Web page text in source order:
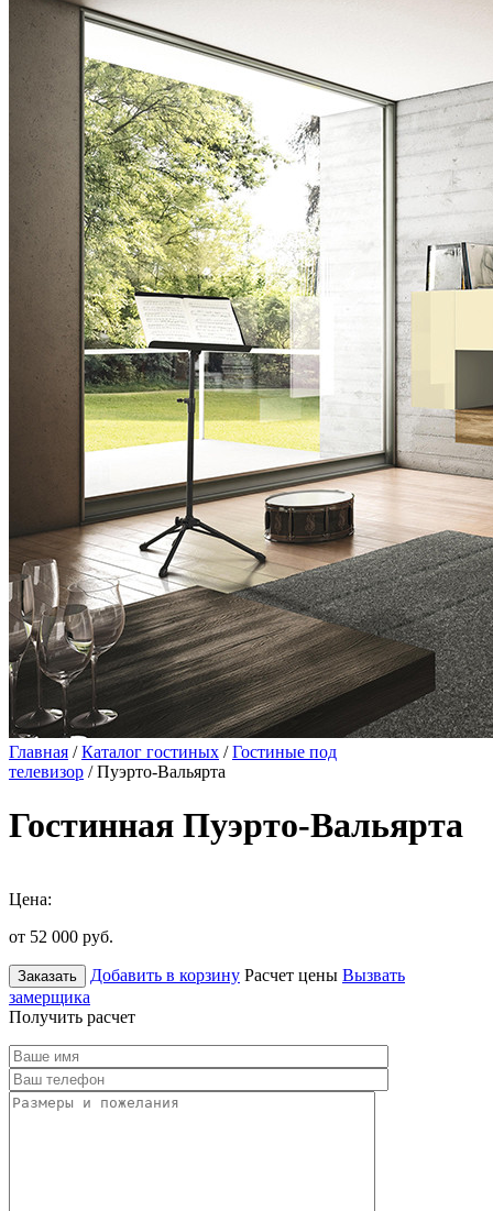
Главная /Каталог гостиных /Гостиные под
телевизор / Пуэрто-Вальярта
Гостинная Пуэрто-Вальярта
Цена:
от 52 000 руб.
Заказать Добавить в корзину Расчет цены Вызвать
замерщика
Получить расчет